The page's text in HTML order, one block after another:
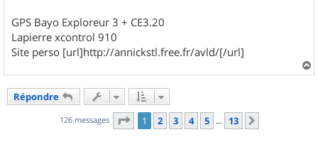
GPS Bayo Exploreur 3 + CE3.20
Lapierre xcontrol 910
Site perso [url]http://annickstl.free.fr/avld/[/url]
a
Répondre
126 messages Page 1sur
1 2 3 4 5 … 13